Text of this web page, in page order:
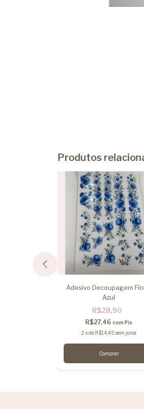
Produtos
Adesivo Decoupagem
Azul
R$28,90
R$27,46 com Pix
2 xde R$14,45 sem juros